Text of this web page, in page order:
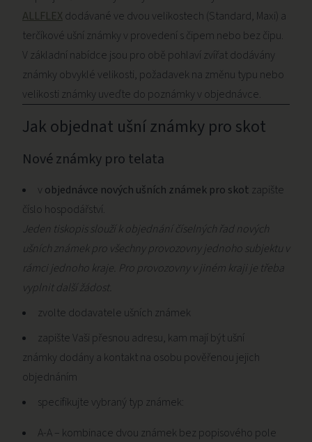
ALLFLEX dodávané ve dvou velikostech (Standard, Maxi) a
terčíkové ušní známky v provedení s čipem nebo bez čipu.
V základní nabídce jsou pro obě pohlaví zvířat dodávány
známky obvyklé velikosti, požadavek na změnu typu nebo
velikosti známky uveďte do poznámky v objednávce.
Jak objednat ušní známky pro skot
Nové známky pro telata
v objednávce nových ušních známek pro skot zapište
číslo hospodářství.
Jeden tiskopis slouží k objednání číselných řad nových
ušních známek pro všechny provozovny jednoho subjektu v
rámci jednoho kraje. Pro provozovny v jiném kraji je třeba
vyplnit další žádost.
zvolte dodavatele ušních známek
zapište Vaši přesnou adresu, kam mají být ušní
známky dodány a kontakt na osobu pověřenou jejich
objednáním
specifikujte vybraný typ známek:
A-A – kombinace dvou známek bez popisového pole